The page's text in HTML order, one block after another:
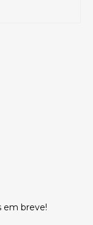
em breve!